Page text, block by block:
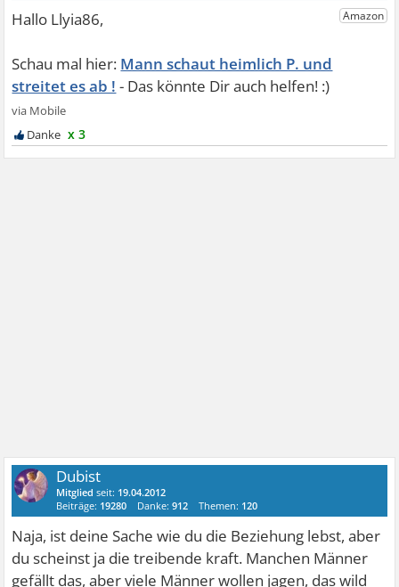
Mann schaut heimlich P. und
streitet es ab !
x 3
Dubist
Mitglied seit: 19.04.2012
Beiträge: 19280 Danke:912 Themen: 120
Naja, ist deine Sache wie du die Beziehung lebst, aber
du scheinst ja die treibende kraft. Manchen Männer
gefällt das, aber viele Männer wollen jagen, das wild